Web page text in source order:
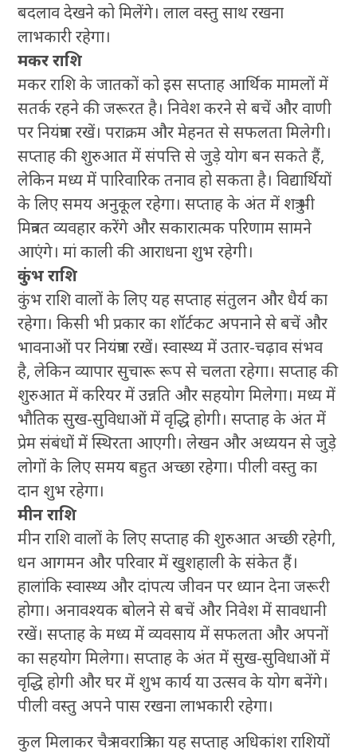
बदलाव देखने को मिलेंगे। लाल वस्तु साथ रखना
लाभकारी रहेगा।
मकर राशि
मकर राशि के जातकों को इस सप्ताह आर्थिक मामलों में
सतर्क रहने की जरूरत है। निवेश करने से बचें और वाणी
पर नियंत्रण रखें। पराक्रम और मेहनत से सफलता मिलेगी।
सप्ताह की शुरुआत में संपत्ति से जुड़े योग बन सकते हैं,
लेकिन मध्य में पारिवारिक तनाव हो सकता है। विद्यार्थियों
के लिए समय अनुकूल रहेगा। सप्ताह के अंत में शत्रु भी
मित्रवत व्यवहार करेंगे और सकारात्मक परिणाम सामने
आएंगे। मां काली की आराधना शुभ रहेगी।
कुंभ राशि
कुंभ राशि वालों के लिए यह सप्ताह संतुलन और धैर्य का
रहेगा। किसी भी प्रकार का शॉर्टकट अपनाने से बचें और
भावनाओं पर नियंत्रण रखें। स्वास्थ्य में उतार-चढ़ाव संभव
है, लेकिन व्यापार सुचारू रूप से चलता रहेगा। सप्ताह की
शुरुआत में करियर में उन्नति और सहयोग मिलेगा। मध्य में
भौतिक सुख-सुविधाओं में वृद्धि होगी। सप्ताह के अंत में
प्रेम संबंधों में स्थिरता आएगी। लेखन और अध्ययन से जुड़े
लोगों के लिए समय बहुत अच्छा रहेगा। पीली वस्तु का
दान शुभ रहेगा।
मीन राशि
मीन राशि वालों के लिए सप्ताह की शुरुआत अच्छी रहेगी,
धन आगमन और परिवार में खुशहाली के संकेत हैं।
हालांकि स्वास्थ्य और दांपत्य जीवन पर ध्यान देना जरूरी
होगा। अनावश्यक बोलने से बचें और निवेश में सावधानी
रखें। सप्ताह के मध्य में व्यवसाय में सफलता और अपनों
का सहयोग मिलेगा। सप्ताह के अंत में सुख-सुविधाओं में
वृद्धि होगी और घर में शुभ कार्य या उत्सव के योग बनेंगे।
पीली वस्तु अपने पास रखना लाभकारी रहेगा।
कुल मिलाकर चैत्र नवरात्रि का यह सप्ताह अधिकांश राशियों